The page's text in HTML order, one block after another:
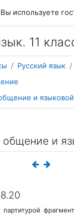
Вы используете
11
Русский язык
и
общение и